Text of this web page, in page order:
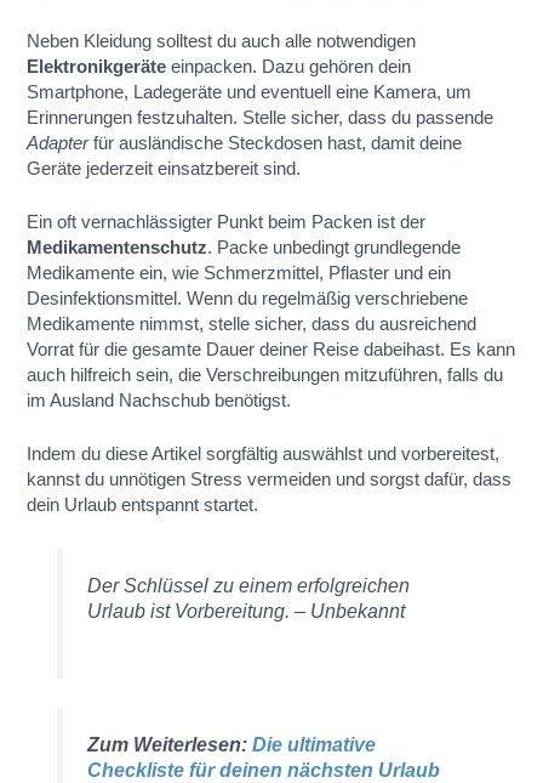
Neben Kleidung solltest du auch alle notwendigen
Elektronikgeräte einpacken. Dazu gehören dein
Smartphone, Ladegeräte und eventuell eine Kamera, um
Erinnerungen festzuhalten. Stelle sicher, dass du passende
Adapterfür ausländische Steckdosen hast, damit deine
Geräte jederzeit einsatzbereit sind.
Ein oft vernachlässigter Punkt beim Packen ist der
Medikamentenschutz. Packe unbedingt grundlegende
Medikamente ein, wie Schmerzmittel, Pflaster und ein
Desinfektionsmittel. Wenn du regelmäßig verschriebene
Medikamente nimmst, stelle sicher, dass du ausreichend
Vorrat für die gesamte Dauer deiner Reise dabeihast. Es kann
auch hilfreich sein, die Verschreibungen mitzuführen, falls du
im Ausland Nachschub benötigst.
Indem du diese Artikel sorgfältig auswählst und vorbereitest,
kannst du unnötigen Stress vermeiden und sorgst dafür, dass
dein Urlaub entspannt startet.
Der Schlüssel zu einem erfolgreichen
Urlaub ist Vorbereitung. – Unbekannt
Zum Weiterlesen: Die ultimative
Checkliste für deinen nächsten Urlaub